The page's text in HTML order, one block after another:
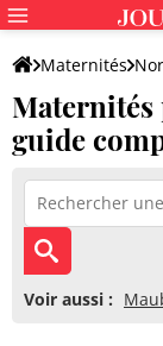
Maternités
Maternités
guide
Voir aussi :